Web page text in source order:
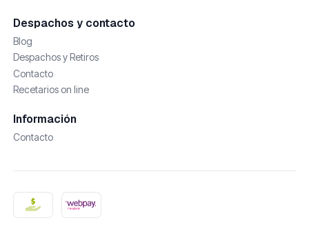
Despachos y contacto
Blog
Despachos y Retiros
Contacto
Recetarios on line
Información
Contacto